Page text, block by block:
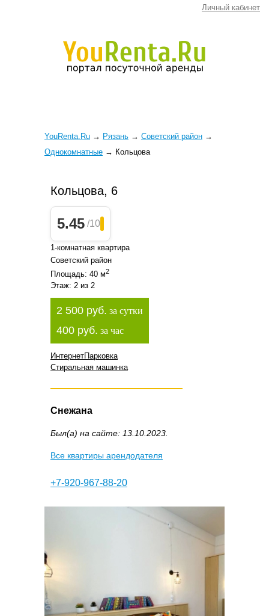
Личный кабинет
YouRenta.Ru → Рязань → Советский район →
Однокомнатные → Кольцова
Кольцова, 6
5.45 /10
1-комнатная квартира
Советский район
Площадь: 40 м2
Этаж: 2 из 2
2 500 руб. за сутки
400 руб. за час
ИнтернетПарковка
Стиральная машинка
Снежана
Был(а) на сайте: 13.10.2023.
Все квартиры арендодателя
+7-920-967-88-20